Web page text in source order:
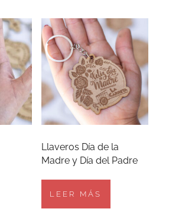
Llaveros Día de la
Madre y Día del Padre
LEER MÁS